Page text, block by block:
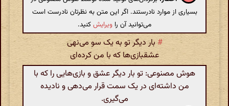
بسیاری از موارد نادرستند. اگر این متن به نظرتان نادرست است
می‌توانید آن را ویرایشکنید.
# بار دیگر تو به یک سو می‌نهی
عشقبازی‌ها که با من کرده‌ای
هوش مصنوعی: تو بار دیگر عشق و بازی‌هایی را که با
من داشته‌ای در یک سمت قرار می‌دهی و نادیده
می‌گیری.